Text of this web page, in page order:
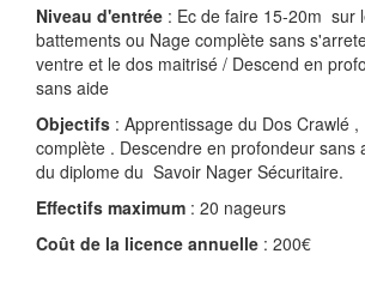
Niveau d'entrée : Ec de faire 15-20m sur
battements ou Nage complète sans
ventre et le dos maitrisé / Descend en
sans aide
Objectifs : Apprentissage du Dos Crawlé
complète . Descendre en profondeur sans
du diplome du Savoir Nager Sécuritaire.
Effectifs maximum : 20 nageurs
Coût de la licence annuelle : 200€